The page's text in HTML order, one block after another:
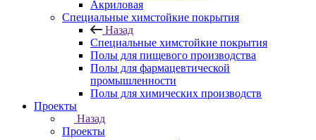
Акриловая
Специальные химстойкие покрытия
Назад
Специальные химстойкие покрытия
Полы для пищевого производства
Полы для фармацевтической
промышленности
Полы для химических производств
Проекты
Назад
Проекты